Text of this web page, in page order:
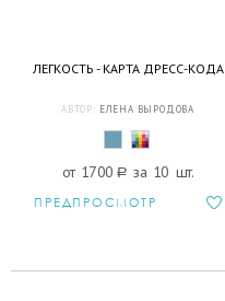
ЛЕГКОСТЬ - КАРТА ДРЕСС-КОДА
АВТОР: ЕЛЕНА ВЫРОДОВА
от 1700 a за 10 шт.
ПРЕДПРОСМОТР